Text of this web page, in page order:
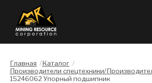
Главная /Каталог /
Производители спецтехники/
15246062 Упорный подшипник